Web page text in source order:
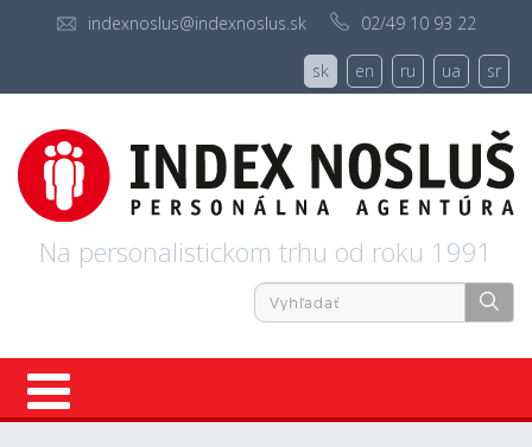
indexnoslus@indexnoslus.sk 02/49 10 93 22
sk en ru ua sr
Na personalistickom trhu od roku 1991